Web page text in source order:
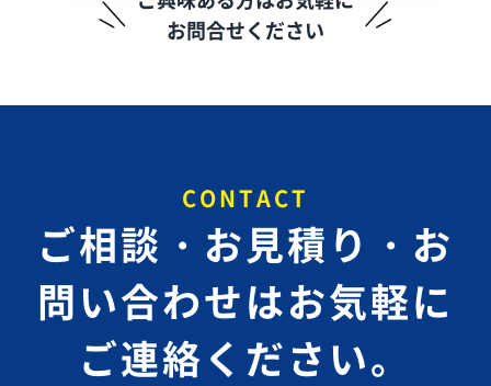
お問合せください
CONTACT
ご相談・お見積り・お
問い合わせはお気軽に
ご連絡ください。